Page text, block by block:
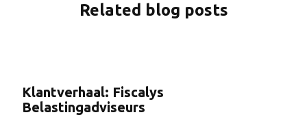
Related blog posts
Klantverhaal: Fiscalys
Belastingadviseurs